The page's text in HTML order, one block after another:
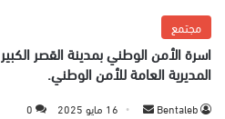
مجتمع
المديرية العامة للأمن الوطني.
Bentaleb 16 مايو 2025 0